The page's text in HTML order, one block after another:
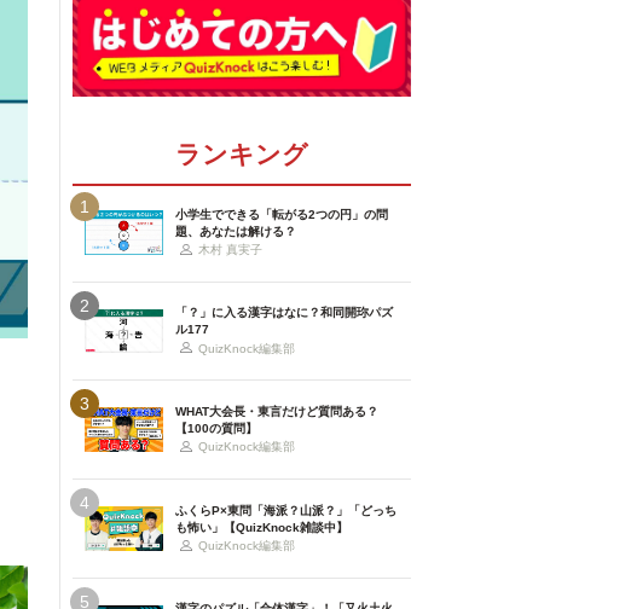
ランキング
1
小学生でできる「転がる2つの円」の問
題、あなたは解ける？
木村 真実子
2
「？」に入る漢字はなに？和同開珎パズ
ル177
QuizKnock編集部
3
WHAT大会長・東言だけど質問ある？
【100の質問】
QuizKnock編集部
4
ふくらP×東問「海派？山派？」「どっち
も怖い」【QuizKnock雑談中】
QuizKnock編集部
5